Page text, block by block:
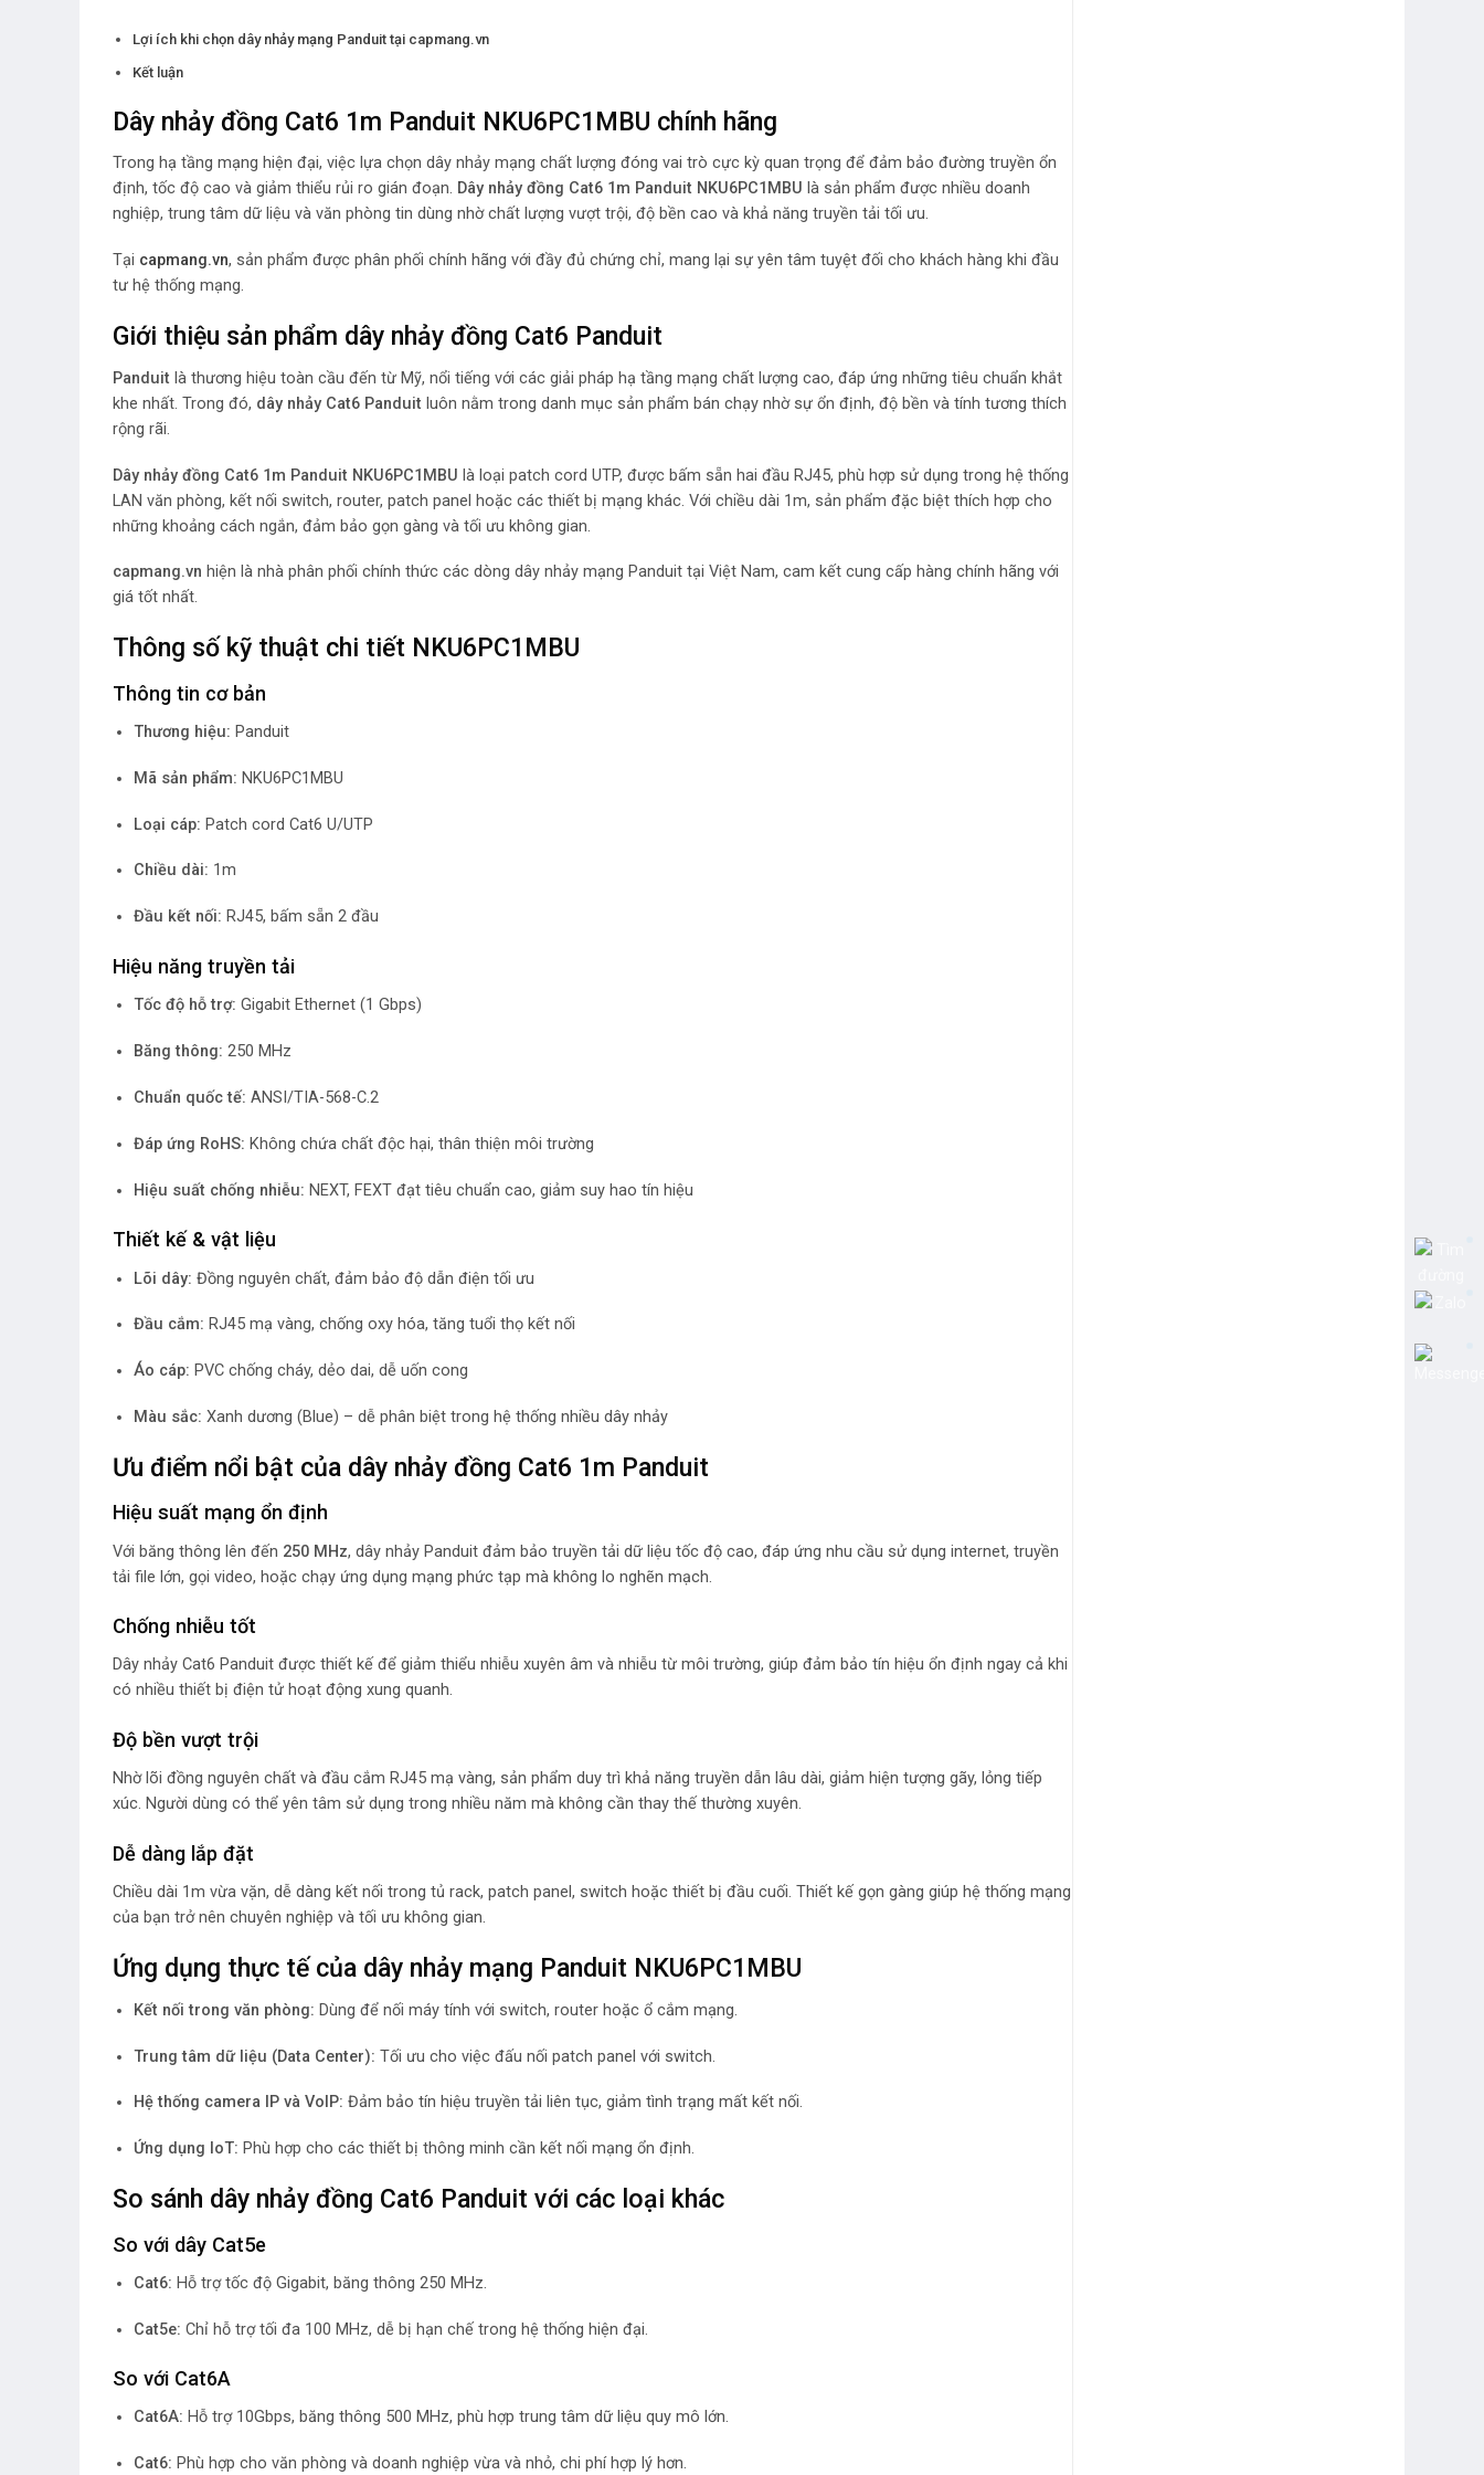
Lợi ích khi chọn dây nhảy mạng Panduit tại capmang.vn
Kết luận
Dây nhảy đồng Cat6 1m Panduit NKU6PC1MBU chính hãng
Trong hạ tầng mạng hiện đại, việc lựa chọn dây nhảy mạng chất lượng đóng vai trò cực kỳ quan trọng để đảm bảo đường truyền ổn
định, tốc độ cao và giảm thiểu rủi ro gián đoạn. Dây nhảy đồng Cat6 1m Panduit NKU6PC1MBU là sản phẩm được nhiều doanh
nghiệp, trung tâm dữ liệu và văn phòng tin dùng nhờ chất lượng vượt trội, độ bền cao và khả năng truyền tải tối ưu.
Tại capmang.vn, sản phẩm được phân phối chính hãng với đầy đủ chứng chỉ, mang lại sự yên tâm tuyệt đối cho khách hàng khi đầu
tư hệ thống mạng.
Giới thiệu sản phẩm dây nhảy đồng Cat6 Panduit
Panduit là thương hiệu toàn cầu đến từ Mỹ, nổi tiếng với các giải pháp hạ tầng mạng chất lượng cao, đáp ứng những tiêu chuẩn khắt
khe nhất. Trong đó, dây nhảy Cat6 Panduit luôn nằm trong danh mục sản phẩm bán chạy nhờ sự ổn định, độ bền và tính tương thích
rộng rãi.
Dây nhảy đồng Cat6 1m Panduit NKU6PC1MBU là loại patch cord UTP, được bấm sẵn hai đầu RJ45, phù hợp sử dụng trong hệ thống
LAN văn phòng, kết nối switch, router, patch panel hoặc các thiết bị mạng khác. Với chiều dài 1m, sản phẩm đặc biệt thích hợp cho
những khoảng cách ngắn, đảm bảo gọn gàng và tối ưu không gian.
capmang.vn hiện là nhà phân phối chính thức các dòng dây nhảy mạng Panduit tại Việt Nam, cam kết cung cấp hàng chính hãng với
giá tốt nhất.
Thông số kỹ thuật chi tiết NKU6PC1MBU
Thông tin cơ bản
Thương hiệu: Panduit
Mã sản phẩm: NKU6PC1MBU
Loại cáp: Patch cord Cat6 U/UTP
Chiều dài: 1m
Đầu kết nối: RJ45, bấm sẵn 2 đầu
Hiệu năng truyền tải
Tốc độ hỗ trợ: Gigabit Ethernet (1 Gbps)
Băng thông: 250 MHz
Chuẩn quốc tế: ANSI/TIA-568-C.2
Đáp ứng RoHS: Không chứa chất độc hại, thân thiện môi trường
Hiệu suất chống nhiễu: NEXT, FEXT đạt tiêu chuẩn cao, giảm suy hao tín hiệu
Thiết kế & vật liệu
Lõi dây: Đồng nguyên chất, đảm bảo độ dẫn điện tối ưu
Đầu cắm: RJ45 mạ vàng, chống oxy hóa, tăng tuổi thọ kết nối
Áo cáp: PVC chống cháy, dẻo dai, dễ uốn cong
Màu sắc: Xanh dương (Blue) – dễ phân biệt trong hệ thống nhiều dây nhảy
Ưu điểm nổi bật của dây nhảy đồng Cat6 1m Panduit
Hiệu suất mạng ổn định
Với băng thông lên đến 250 MHz, dây nhảy Panduit đảm bảo truyền tải dữ liệu tốc độ cao, đáp ứng nhu cầu sử dụng internet, truyền
tải file lớn, gọi video, hoặc chạy ứng dụng mạng phức tạp mà không lo nghẽn mạch.
Chống nhiễu tốt
Dây nhảy Cat6 Panduit được thiết kế để giảm thiểu nhiễu xuyên âm và nhiễu từ môi trường, giúp đảm bảo tín hiệu ổn định ngay cả khi
có nhiều thiết bị điện tử hoạt động xung quanh.
Độ bền vượt trội
Nhờ lõi đồng nguyên chất và đầu cắm RJ45 mạ vàng, sản phẩm duy trì khả năng truyền dẫn lâu dài, giảm hiện tượng gãy, lỏng tiếp
xúc. Người dùng có thể yên tâm sử dụng trong nhiều năm mà không cần thay thế thường xuyên.
Dễ dàng lắp đặt
Chiều dài 1m vừa vặn, dễ dàng kết nối trong tủ rack, patch panel, switch hoặc thiết bị đầu cuối. Thiết kế gọn gàng giúp hệ thống mạng
của bạn trở nên chuyên nghiệp và tối ưu không gian.
Ứng dụng thực tế của dây nhảy mạng Panduit NKU6PC1MBU
Kết nối trong văn phòng: Dùng để nối máy tính với switch, router hoặc ổ cắm mạng.
Trung tâm dữ liệu (Data Center): Tối ưu cho việc đấu nối patch panel với switch.
Hệ thống camera IP và VoIP: Đảm bảo tín hiệu truyền tải liên tục, giảm tình trạng mất kết nối.
Ứng dụng IoT: Phù hợp cho các thiết bị thông minh cần kết nối mạng ổn định.
So sánh dây nhảy đồng Cat6 Panduit với các loại khác
So với dây Cat5e
Cat6: Hỗ trợ tốc độ Gigabit, băng thông 250 MHz.
Cat5e: Chỉ hỗ trợ tối đa 100 MHz, dễ bị hạn chế trong hệ thống hiện đại.
So với Cat6A
Cat6A: Hỗ trợ 10Gbps, băng thông 500 MHz, phù hợp trung tâm dữ liệu quy mô lớn.
Cat6: Phù hợp cho văn phòng và doanh nghiệp vừa và nhỏ, chi phí hợp lý hơn.